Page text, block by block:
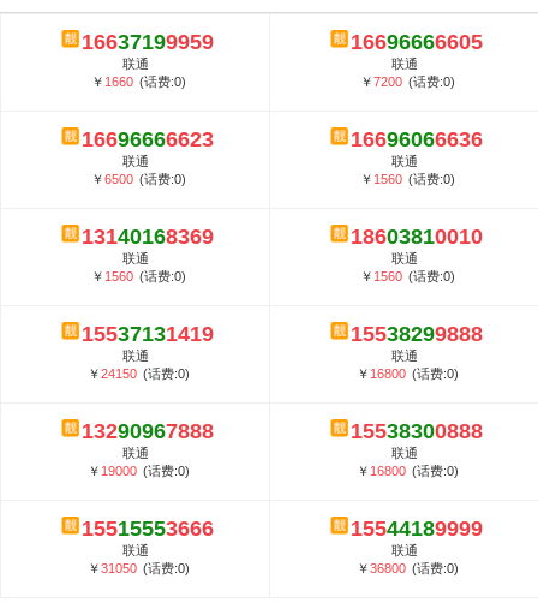
16637199959
联通
￥ 1660 (话费:0)
16696666605
联通
￥7200 (话费:0)
16696666623
联通
￥6500 (话费:0)
16696066636
联通
￥ 1560 (话费:0)
13140168369
联通
￥ 1560 (话费:0)
18603810010
联通
￥ 1560 (话费:0)
15537131419
联通
￥24150 (话费:0)
15538299888
联通
￥ 16800 (话费:0)
13290967888
联通
￥ 19000 (话费:0)
15538300888
联通
￥ 16800 (话费:0)
15515553666
联通
￥31050 (话费:0)
15544189999
联通
￥36800 (话费:0)